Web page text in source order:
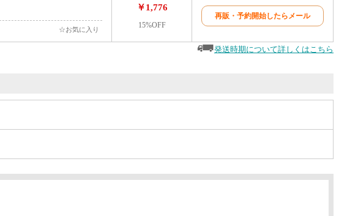
☆お気に入り
￥1,776
15%OFF
再販・予約開始したらメール
発送時期について詳しくはこちら